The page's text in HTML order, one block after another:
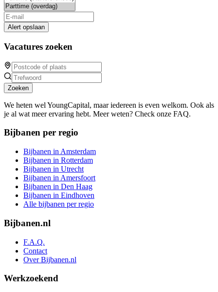
Alert opslaan
Vacatures zoeken
Zoeken
We heten wel YoungCapital, maar iedereen is even welkom. Ook als
je al wat meer ervaring hebt. Meer weten? Check onze FAQ.
Bijbanen per regio
Bijbanen in Amsterdam
Bijbanen in Rotterdam
Bijbanen in Utrecht
Bijbanen in Amersfoort
Bijbanen in Den Haag
Bijbanen in Eindhoven
Alle bijbanen per regio
Bijbanen.nl
F.A.Q.
Contact
Over Bijbanen.nl
Werkzoekend